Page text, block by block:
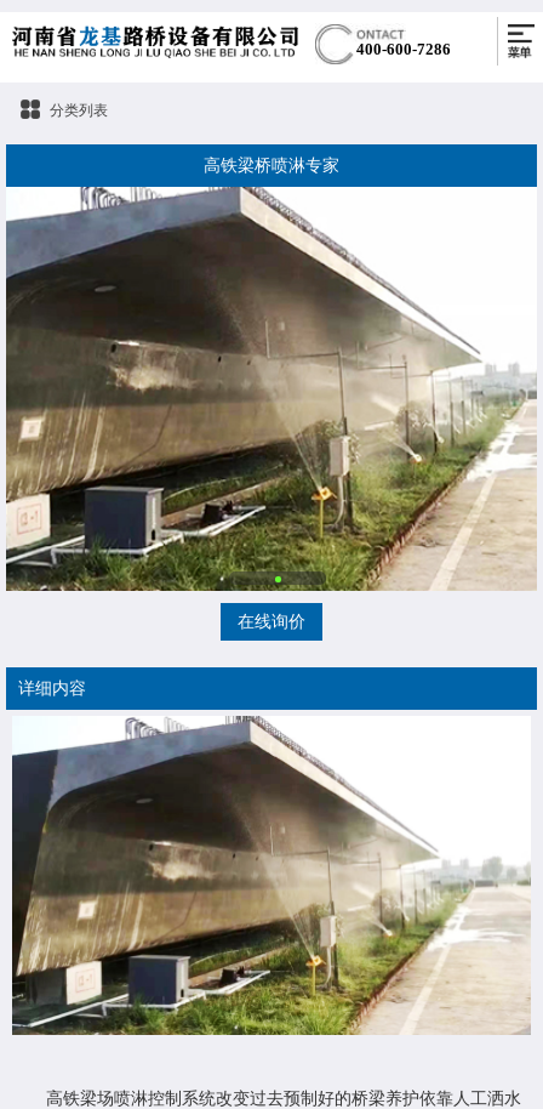
400-600-7286
分类列表
高铁梁桥喷淋专家
在线询价
详细内容
高铁梁场喷淋控制系统改变过去预制好的桥梁养护依靠人工洒水